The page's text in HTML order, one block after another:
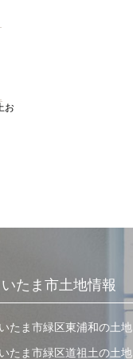
お
いたま市土地情報
たま市緑区東浦和の土地
たま市緑区道祖土の土地